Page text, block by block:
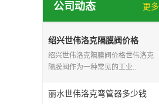
公司动态 更多
绍兴世伟洛克隔膜阀价格
绍兴世伟洛克隔膜阀价格世伟洛克
隔膜阀作为一种常见的工业..
丽水世伟洛克弯管器多少钱